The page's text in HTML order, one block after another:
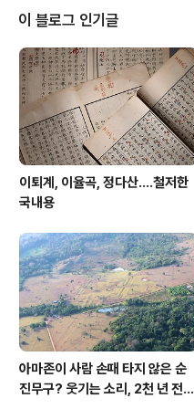
이 블로그 인기글
이퇴계, 이율곡, 정다산....철저한
국내용
아마존이 사람 손때 타지 않은 순
진무구? 웃기는 소리, 2천 년 전에